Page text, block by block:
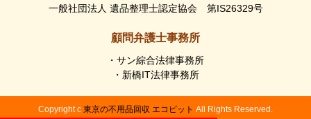
一般社団法人 遺品整理士認定協会 第IS26329号
顧問弁護士事務所
・サン綜合法律事務所
・新橋IT法律事務所
Copyright c 東京の不用品回収 エコピット All Rights Reserved.